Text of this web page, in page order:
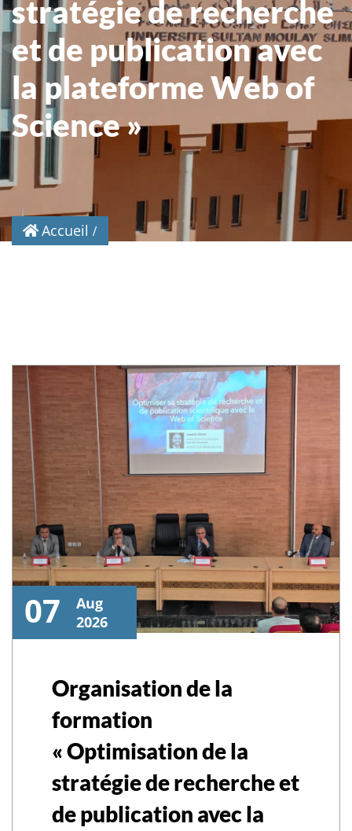
stratégie de recherche
et de publication avec
la plateforme Web of
Science »
Accueil
07
Aug
2026
Organisation de la
formation
« Optimisation de la
stratégie de recherche et
de publication avec la